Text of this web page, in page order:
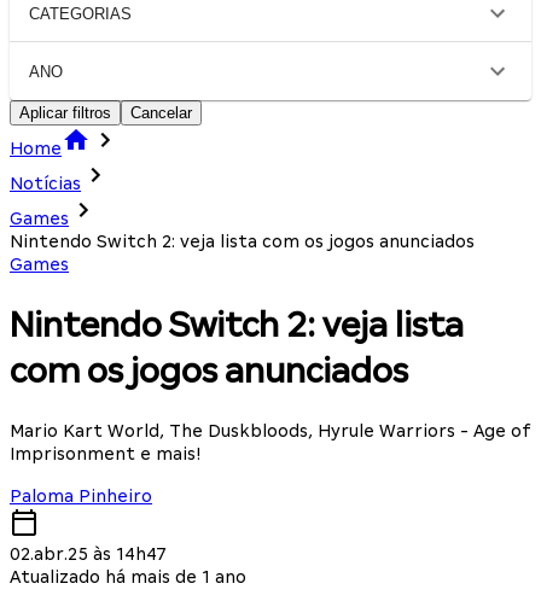
CATEGORIAS
ANO
Aplicar filtros Cancelar
Home
Notícias
Games
Nintendo Switch 2: veja lista com os jogos anunciados
Games
Nintendo Switch 2: veja lista
com os jogos anunciados
Mario Kart World, The Duskbloods, Hyrule Warriors - Age of
Imprisonment e mais!
Paloma Pinheiro
02.abr.25 às 14h47
Atualizado há mais de 1 ano